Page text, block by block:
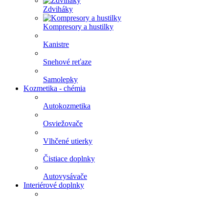
Zdviháky
Kompresory a hustilky
Kanistre
Snehové reťaze
Samolepky
Kozmetika - chémia
Autokozmetika
Osviežovače
Vlhčené utierky
Čistiace doplnky
Autovysávače
Interiérové doplnky